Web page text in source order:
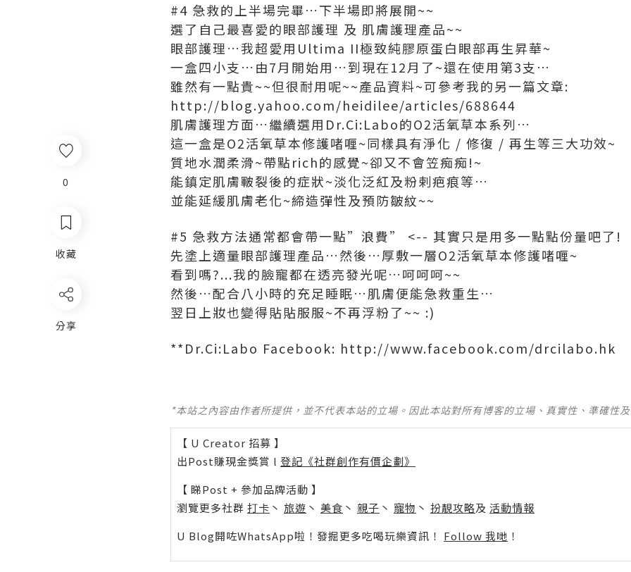
0
收藏
分享
#4 急救的上半場完畢…下半場即將展開~~
選了自己最喜愛的眼部護理 及 肌膚護理產品~~
眼部護理…我超愛用Ultima II極致純膠原蛋白眼部再生昇華~
一盒四小支…由7月開始用…到現在12月了~還在使用第3支…
雖然有一點貴~~但很耐用呢~~產品資料~可參考我的另一篇文章:
http://blog.yahoo.com/heidilee/articles/688644
肌膚護理方面…繼續選用Dr.Ci:Labo的O2活氧草本系列…
這一盒是O2活氧草本修護啫喱~同樣具有淨化 / 修復 / 再生等三大功效~
質地水潤柔滑~帶點rich的感覺~卻又不會笠痴痴!~
能鎮定肌膚皸裂後的症狀~淡化泛紅及粉剌疤痕等…
並能延緩肌膚老化~締造彈性及預防皺紋~~
#5 急救方法通常都會帶一點”浪費” <-- 其實只是用多一點點份量吧了!
先塗上適量眼部護理產品…然後…厚敷一層O2活氧草本修護啫喱~
看到嗎?...我的臉寵都在透亮發光呢…呵呵呵~~
然後…配合八小時的充足睡眠…肌膚便能急救重生…
翌日上妝也變得貼貼服服~不再浮粉了~~ :)
**Dr.Ci:Labo Facebook: http://www.facebook.com/drcilabo.hk
*本站之內容由作者所提供，並不代表本站的立場。因此本站對所有博客的立場、真實性、準確性
【 U Creator 招募 】
出Post賺現金獎賞 l 登記《社群創作有價企劃》
【 睇Post + 參加品牌活動 】
瀏覽更多社群 打卡 丶 旅遊 丶 美食 丶 親子 丶 寵物 丶 扮靚攻略及 活動情報
U Blog開咗WhatsApp啦！發掘更多吃喝玩樂資訊！ Follow 我哋 ！